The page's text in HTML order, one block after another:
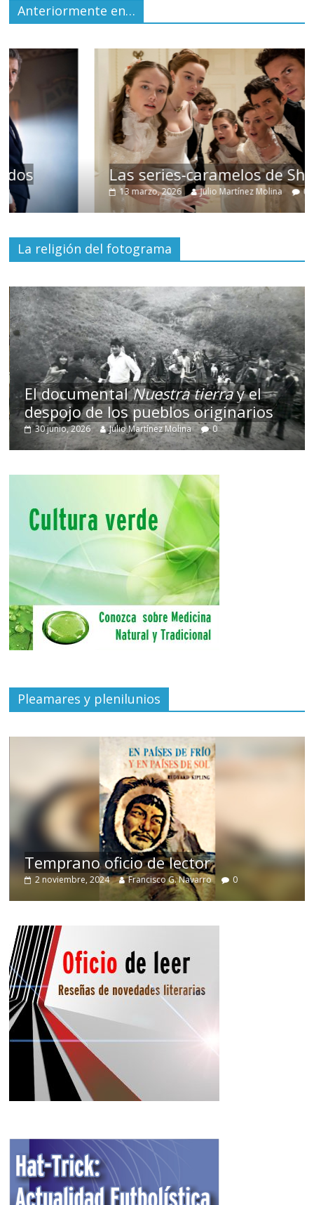
Anteriormente en…
Las series-caramelos de Shondaland
Julio Martínez Molina 0
La religión del fotograma
El documentalNuestra tierray el
despojo de los pueblos originarios
30 junio, 2026 Julio Martínez Molina 0
Pleamares y plenilunios
Temprano oficio de lector
2 noviembre, 2024 Francisco G. Navarro 0